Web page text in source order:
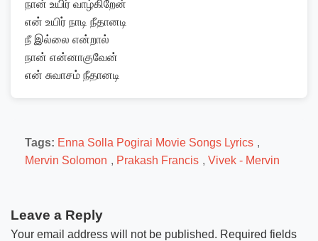
நான் உயிர் வாழ்கிறேன்
என் உயிர் நாடி நீதானடி
நீ இல்லை என்றால்
நான் என்னாகுவேன்
என் சுவாசம் நீதானடி
Tags: Enna Solla Pogirai Movie Songs Lyrics ,
Mervin Solomon , Prakash Francis , Vivek - Mervin
Leave a Reply
Your email address will not be published. Required fields